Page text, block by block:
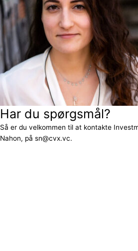
Har du spørgsmål?
Så er du velkommen til at kontakte
Nahon, på sn@cvx.vc.